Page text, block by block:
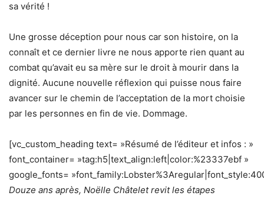
sa vérité !
Une grosse déception pour nous car son histoire, on la
connaît et ce dernier livre ne nous apporte rien quant au
combat qu’avait eu sa mère sur le droit à mourir dans la
dignité. Aucune nouvelle réflexion qui puisse nous faire
avancer sur le chemin de l’acceptation de la mort choisie
par les personnes en fin de vie. Dommage.
[vc_custom_heading text= »Résumé de l’éditeur et infos : »
font_container= »tag:h5|text_align:left|color:%23337ebf »
google_fonts=
Douze ans après, Noëlle Châtelet revit les étapes